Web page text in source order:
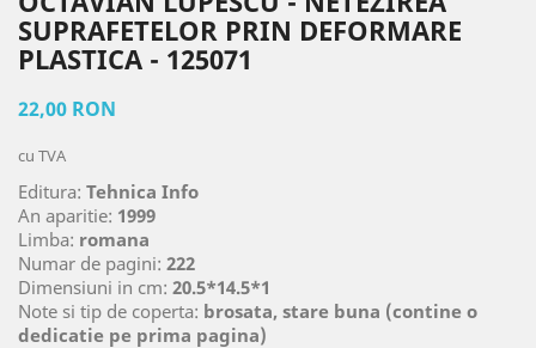
SUPRAFETELOR PRIN DEFORMARE
PLASTICA - 125071
22,00 RON
cu TVA
Editura: Tehnica Info
An aparitie: 1999
Limba: romana
Numar de pagini: 222
Dimensiuni in cm: 20.5*14.5*1
Note si tip de coperta: brosata, stare buna (contine o
dedicatie pe prima pagina)